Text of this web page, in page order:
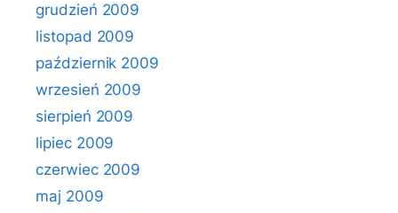
grudzień 2009
listopad 2009
październik 2009
wrzesień 2009
sierpień 2009
lipiec 2009
czerwiec 2009
maj 2009